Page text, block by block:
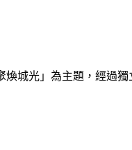
城光」為主題，經過